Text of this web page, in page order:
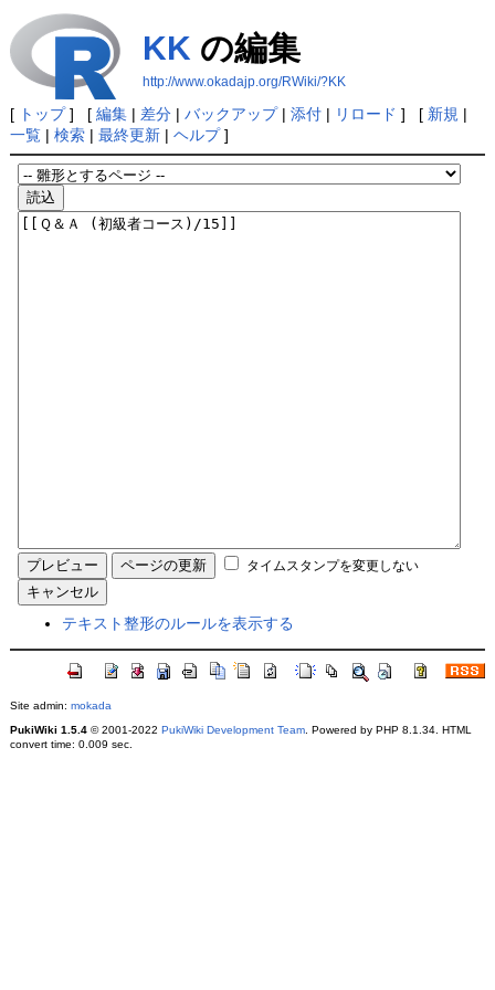
KK の編集
http://www.okadajp.org/RWiki/?KK
[ トップ] [ 編集| 差分| バックアップ| 添付| リロード ] [ 新規 |
一覧| 検索| 最終更新| ヘルプ]
タイムスタンプを変更しない
テキスト整形のルールを表示する
Site admin: mokada
PukiWiki 1.5.4© 2001-2022 PukiWiki Development Team. Powered by PHP 8.1.34. HTML
convert time: 0.009 sec.